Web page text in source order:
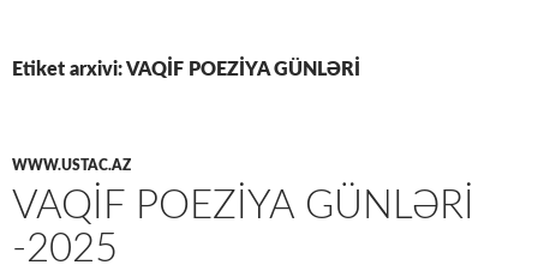
Etiket arxivi: VAQİF POEZİYA GÜNLƏRİ
WWW.USTAC.AZ
VAQIF POEZIYA GÜNLƏRI
-2025